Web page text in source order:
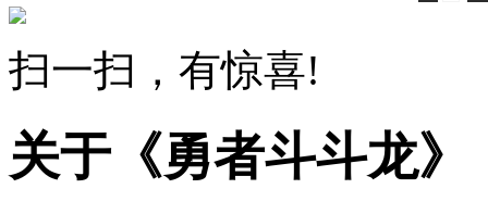
扫一扫，有惊喜!
关于《勇者斗斗龙》